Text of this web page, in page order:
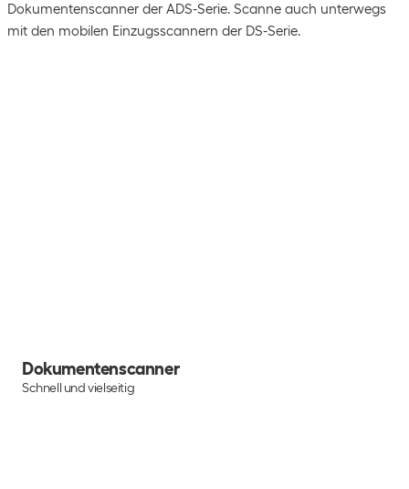
Dokumentenscanner der ADS-Serie. Scanne auch unterwegs
mit den mobilen Einzugsscannern der DS-Serie.
Dokumentenscanner
Schnell und vielseitig